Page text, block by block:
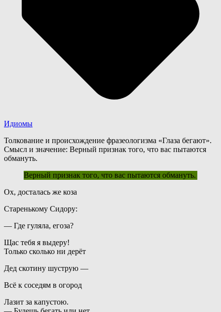
Идиомы
Толкование и происхождение фразеологизма «Глаза бегают».
Смысл и значение: Верный признак того, что вас пытаются
обмануть.
Верный признак того, что вас пытаются обмануть.
Ох, досталась же коза
Старенькому Сидору:
— Где гуляла, егоза?
Щас тебя я выдеру!
Только сколько ни дерёт
Дед скотину шуструю —
Всё к соседям в огород
Лазит за капустою.